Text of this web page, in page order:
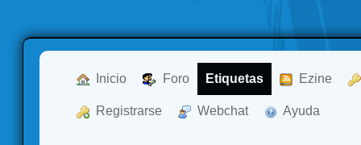
Inicio Foro Etiquetas Ezine
Registrarse Webchat Ayuda